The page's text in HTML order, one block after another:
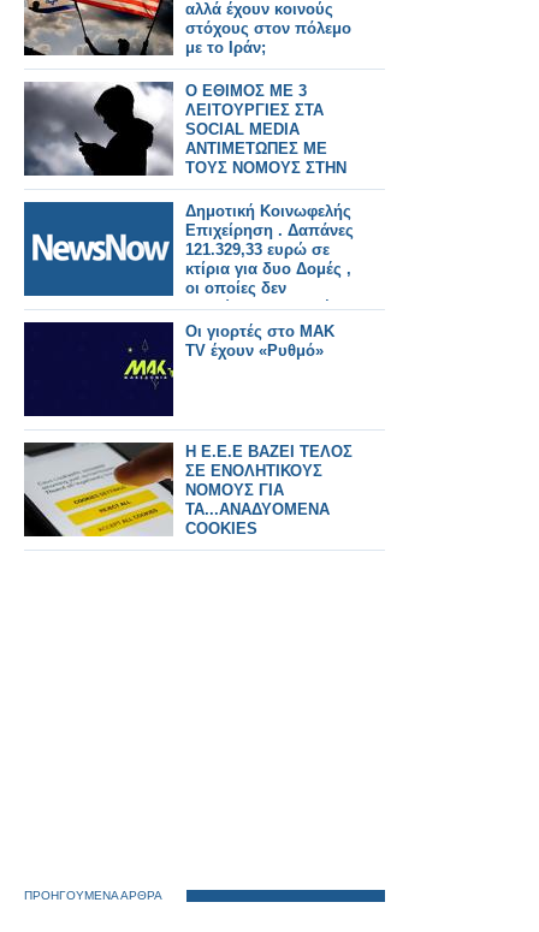
αλλά έχουν κοινούς
στόχους στον πόλεμο
με το Ιράν;
Ο ΕΘΙΜΟΣ ΜΕ 3
ΛΕΙΤΟΥΡΓΙΕΣ ΣΤΑ
SOCIAL MEDIA
ΑΝΤΙΜΕΤΩΠΕΣ ΜΕ
ΤΟΥΣ ΝΟΜΟΥΣ ΣΤΗΝ
ΕΛΛΑΔΑ
Δημοτική Κοινωφελής
Επιχείρηση . Δαπάνες
121.329,33 ευρώ σε
κτίρια για δυο Δομές ,
οι οποίες δεν
λειτούργησαν ποτέ.
Δημοτικοί Σύμβουλοι
υπάρχουν; Η
υπόθεση χρήζει ναι ή
σε πολλαπλά
επίπεδα;
Οι γιορτές στο ΜΑΚ
TV έχουν «Ρυθμό»
Η Ε.Ε.Ε ΒΑΖΕΙ ΤΕΛΟΣ
ΣΕ ΕΝΟΛΗΤΙΚΟΥΣ
ΝΟΜΟΥΣ ΓΙΑ
ΤΑ...ΑΝΑΔΥΟΜΕΝΑ
COOKIES
ΠΡΟΗΓΟΥΜΕΝΑ ΑΡΘΡΑ